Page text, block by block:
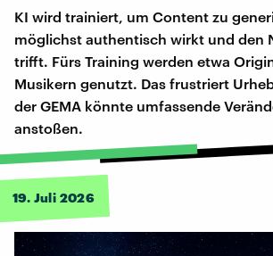
KI wird trainiert, um Content zu
möglichst authentisch wirkt und den
trifft. Fürs Training werden etwa
Musikern genutzt. Das frustriert
der GEMA könnte umfassende
anstoßen.
19. Juli 2026